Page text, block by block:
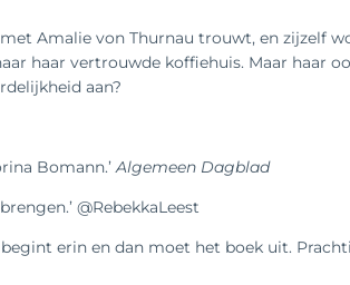
Amalie von Thurnau trouwt, en zijzelf
haar vertrouwde koffiehuis. Maar haar
aan?
Bomann.’Algemeen Dagblad
@RebekkaLeest
erin en dan moet het boek uit.